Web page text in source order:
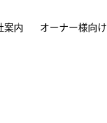
案内 オーナー様向け